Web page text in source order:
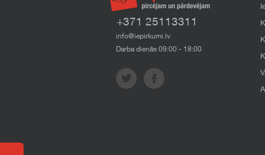
+371 25113311
info@iepirkumi.lv
Darba dienās 09:00 - 18:00